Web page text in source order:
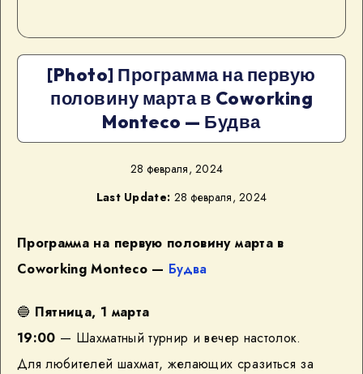
[Photo] Программа на первую
половину марта в Coworking
Monteco — Будва
28 февраля, 2024
Last Update: 28 февраля, 2024
Программа на первую половину марта в
Coworking Monteco — Будва
🔵 Пятница, 1 марта
19:00 — Шахматный турнир и вечер настолок.
Для любителей шахмат, желающих сразиться за